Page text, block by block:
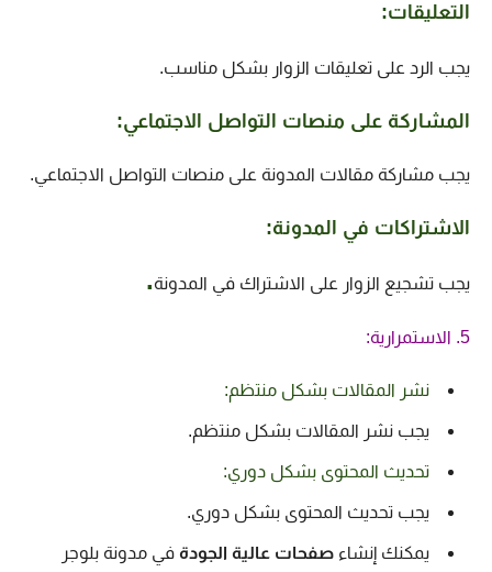
التعليقات:
يجب الرد على تعليقات الزوار بشكل مناسب.
المشاركة على منصات التواصل الاجتماعي:
يجب مشاركة مقالات المدونة على منصات التواصل الاجتماعي.
الاشتراكات في المدونة:
يجب تشجيع الزوار على الاشتراك في المدونة.
5. الاستمرارية:
نشر المقالات بشكل منتظم:
يجب نشر المقالات بشكل منتظم.
تحديث المحتوى بشكل دوري:
يجب تحديث المحتوى بشكل دوري.
يمكنك إنشاء صفحات عالية الجودة في مدونة بلوجر